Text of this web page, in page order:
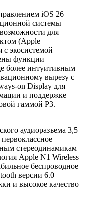
iOS 26 —
системы
для
(Apple
с экосистемой
функции
более интуитивным
вырезу с
on Display для
и поддержке
гаммой P3.
аудиоразъема 3,5
стереодинамикам
Apple N1 Wireless
беспроводное
версии 6.0
и высокое качество